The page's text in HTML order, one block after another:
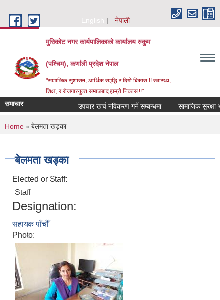
English
नेपाली
मुसिकोट नगर कार्यपालिकाको कार्यालय रुकुम
(पश्चिम), कर्णाली प्रदेश नेपाल
"सामाजिक सुशासन, आर्थिक समृद्धि र दिगो बिकास !! स्वास्थ्य,
शिक्षा, र रोजगारयुक्त समाजबाद हाम्रो निकास !!"
समाचार उपचार खर्च नविकरण गर्ने सम्बन्धमा
You are here
Home » बेलमता खड्का
बेलमता खड्का
Elected or Staff:
Staff
Designation:
सहायक पाँचौँ
Photo: